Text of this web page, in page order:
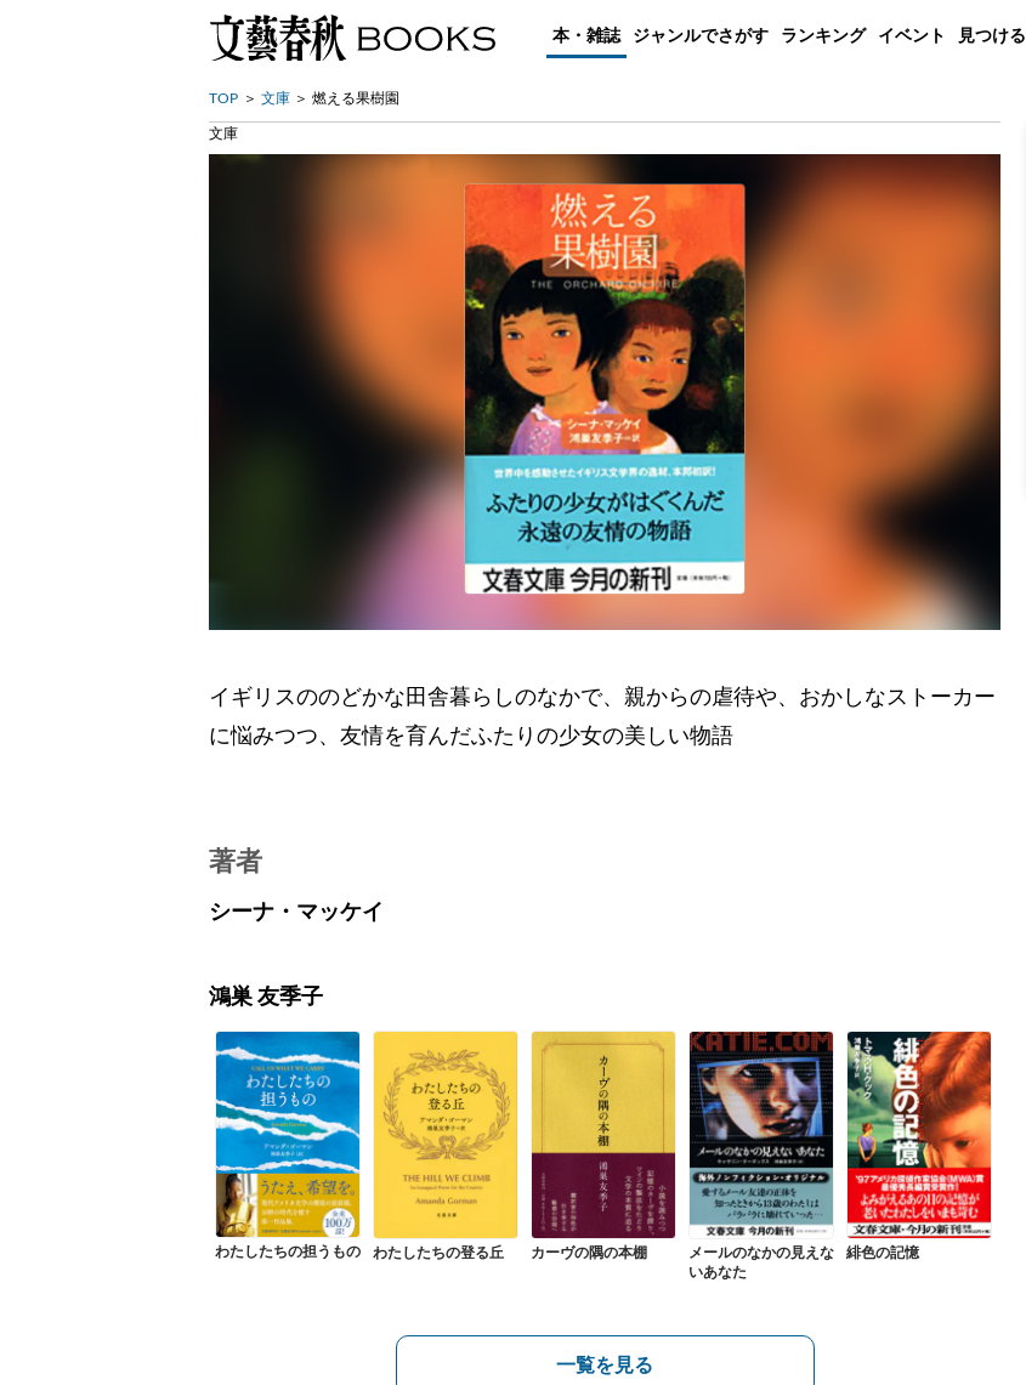
本・雑誌 ジャンルでさがす ランキング イベント 見つける
TOP 文庫 燃える果樹園
文庫
イギリスののどかな田舎暮らしのなかで、親からの虐待や、おかしなストーカー
に悩みつつ、友情を育んだふたりの少女の美しい物語
著者
シーナ・マッケイ
鴻巣 友季子
わたしたちの担うもの わたしたちの登る丘 カーヴの隅の本棚
メールのなかの見えな
いあなた
緋色の記憶
一覧を見る